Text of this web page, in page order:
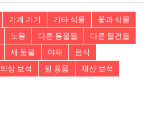
기계 기기 기타 식물
꽃과 식물
노동 다른 동물들
다른 물건들
새 동물 야채
음식
의상 보석 일 용품
재산 보석